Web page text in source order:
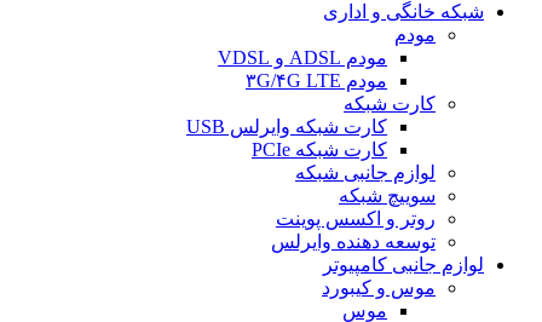
شبکه خانگی و اداری
مودم
مودم ADSL و VDSL
مودم ۳G/۴G LTE
کارت شبکه
کارت شبکه وایرلس USB
کارت شبکه PCIe
لوازم جانبی شبکه
سوییچ شبکه
روتر و اکسس پوینت
توسعه دهنده وایرلس
لوازم جانبی کامپیوتر
موس و کیبورد
موس